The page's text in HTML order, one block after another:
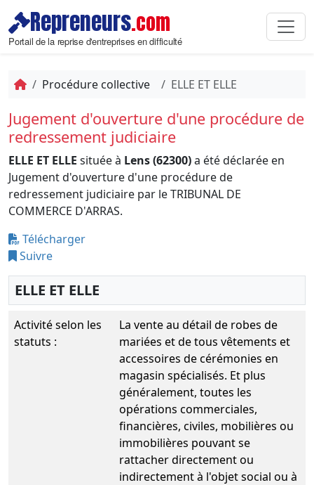
Repreneurs.com
Portail de la reprise d'entreprises en difficulté
Procédure collective ELLE ET ELLE
Jugement d'ouverture d'une procédure de
redressement judiciaire
ELLE ET ELLE située à Lens (62300)a été déclarée en
Jugement d'ouverture d'une procédure de
redressement judiciaire par le TRIBUNAL DE
COMMERCE D'ARRAS.
Télécharger
Suivre
ELLE ET ELLE
Activité selon les
statuts :
La vente au détail de robes de
mariées et de tous vêtements et
accessoires de cérémonies en
magasin spécialisés. Et plus
généralement, toutes les
opérations commerciales,
financières, civiles, mobilières ou
immobilières pouvant se
rattacher directement ou
indirectement à l'objet social ou à